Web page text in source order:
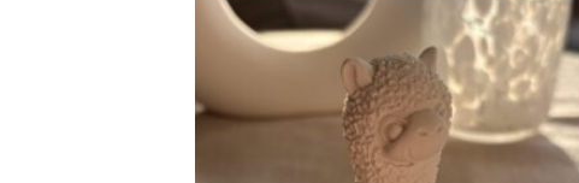
Auf meine
Wunschliste!